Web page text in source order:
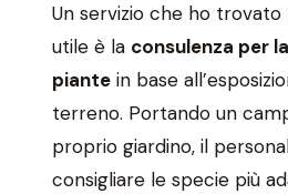
Un servizio che ho
utile è la consulenza per
piante in base
terreno. Portando un
proprio giardino, il
consigliare le specie più